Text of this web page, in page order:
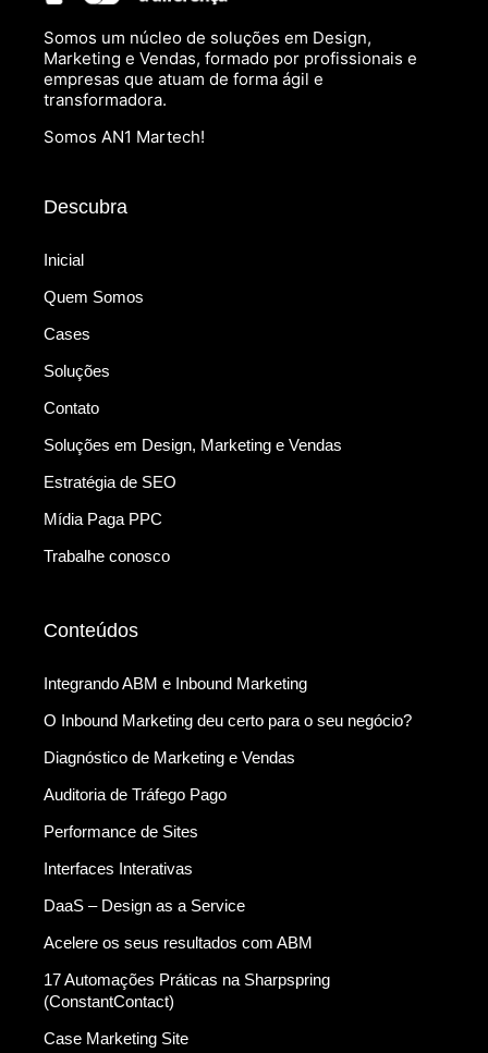
Somos um núcleo de soluções em Design,
Marketing e Vendas, formado por profissionais e
empresas que atuam de forma ágil e
transformadora.
Somos AN1 Martech!
Descubra
Inicial
Quem Somos
Cases
Soluções
Contato
Soluções em Design, Marketing e Vendas
Estratégia de SEO
Mídia Paga PPC
Trabalhe conosco
Conteúdos
Integrando ABM e Inbound Marketing
O Inbound Marketing deu certo para o seu negócio?
Diagnóstico de Marketing e Vendas
Auditoria de Tráfego Pago
Performance de Sites
Interfaces Interativas
DaaS – Design as a Service
Acelere os seus resultados com ABM
17 Automações Práticas na Sharpspring
(ConstantContact)
Case Marketing Site